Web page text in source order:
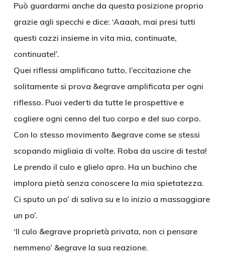
Può guardarmi anche da questa posizione proprio
grazie agli specchi e dice: ‘Aaaah, mai presi tutti
questi cazzi insieme in vita mia, continuate,
continuate!’.
Quei riflessi amplificano tutto, l’eccitazione che
solitamente si prova &egrave amplificata per ogni
riflesso. Puoi vederti da tutte le prospettive e
cogliere ogni cenno del tuo corpo e del suo corpo.
Con lo stesso movimento &egrave come se stessi
scopando migliaia di volte. Roba da uscire di testa!
Le prendo il culo e glielo apro. Ha un buchino che
implora pietà senza conoscere la mia spietatezza.
Ci sputo un po’ di saliva su e lo inizio a massaggiare
un po’.
‘Il culo &egrave proprietà privata, non ci pensare
nemmeno’ &egrave la sua reazione.